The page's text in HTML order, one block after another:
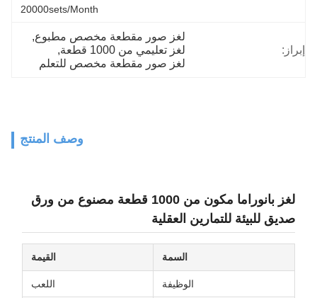
20000sets/month
إبراز:
لغز صور مقطعة مخصص مطبوع,
لغز تعليمي من 1000 قطعة
,
لغز صور مقطعة مخصص للتعلم
وصف المنتج
لغز بانوراما مكون من 1000 قطعة مصنوع من ورق
صديق للبيئة للتمارين العقلية
السمة القيمة
الوظيفة اللعب